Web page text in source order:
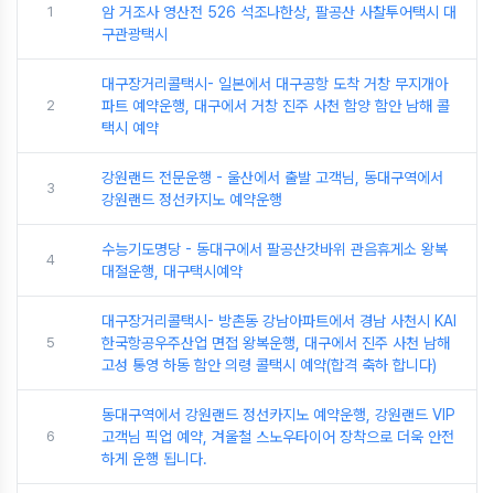
1
암 거조사 영산전 526 석조나한상, 팔공산 사찰투어택시 대
구관광택시
2
대구장거리콜택시- 일본에서 대구공항 도착 거창 무지개아
파트 예약운행, 대구에서 거창 진주 사천 함양 함안 남해 콜
택시 예약
3
강원랜드 전문운행 - 울산에서 출발 고객님, 동대구역에서
강원랜드 정선카지노 예약운행
4
수능기도명당 - 동대구에서 팔공산갓바위 관음휴게소 왕복
대절운행, 대구택시예약
5
대구장거리콜택시- 방촌동 강남아파트에서 경남 사천시 KAI
한국항공우주산업 면접 왕복운행, 대구에서 진주 사천 남해
고성 통영 하동 함안 의령 콜택시 예약(합격 축하 합니다)
6
동대구역에서 강원랜드 정선카지노 예약운행, 강원랜드 VIP
고객님 픽업 예약, 겨울철 스노우타이어 장착으로 더욱 안전
하게 운행 됩니다.